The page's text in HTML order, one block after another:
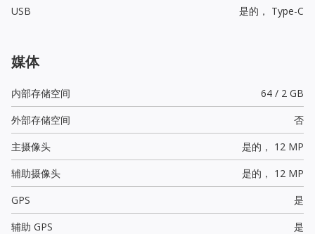
USB
是的， Type-C
媒体
内部存储空间
64 / 2 GB
外部存储空间
否
主摄像头
是的， 12 MP
辅助摄像头
是的， 12 MP
GPS
是
辅助 GPS
是